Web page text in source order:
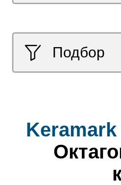
Подбор
Keramark